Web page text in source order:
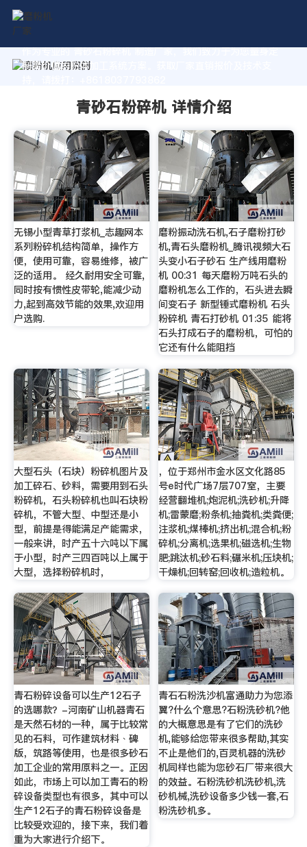
作为专业的 青砂石粉碎机 制造厂家，我们致力于为您量身定
制高价值的粉体加工系统方案。获取厂家直销报价及技术支
青砂石粉碎机 详情介绍
无锡小型青草打浆机_志趣网本
系列粉碎机结构简单，操作方
便，使用可靠，容易维修，被广
泛的适用。 经久耐用安全可靠,
同时按有惯性皮带轮,能减少动
力,起到高效节能的效果,欢迎用
户选购.
磨粉振动洗石机,石子磨粉打砂
机,青石头磨粉机_腾讯视频大石
头变小石子砂石 生产线用磨粉
机 00:31 每天磨粉万吨石头的
磨粉机怎么工作的，石头进去瞬
间变石子 新型锤式磨粉机 石头
粉碎机 青石打砂机 01:35 能将
石头打成石子的磨粉机，可怕的
它还有什么能阻挡
大型石头（石块）粉碎机图片及
加工碎石、砂料，需要用到石头
粉碎机，石头粉碎机也叫石块粉
碎机，不管大型、中型还是小
型，前提是得能满足产能需求，
一般来讲，时产五十六吨以下属
于小型，时产三四百吨以上属于
大型，选择粉碎机时，
，位于郑州市金水区文化路85
号e时代广场7层707室，主要
经营翻堆机;炮泥机;洗砂机;升降
机;雷蒙磨;粉条机;抽粪机;类粪便;
注浆机;煤棒机;挤出机;混合机;粉
碎机;分离机;选果机;磁选机;生物
肥;跳汰机;砂石料;碾米机;压块机;
干燥机;回转窑;回收机;造粒机。
青石粉碎设备可以生产12石子
的选哪款？-河南矿山机器青石
是天然石材的一种，属于比较常
见的石料，可作建筑材料﹑碑
版，筑路等使用，也是很多砂石
加工企业的常用原料之一。正因
如此，市场上可以加工青石的粉
碎设备类型也有很多，其中可以
生产12石子的青石粉碎设备是
比较受欢迎的，接下来，我们着
重为大家进行介绍下。
青石石粉洗沙机富通助力为您添
翼?什么个意思?石粉洗砂机?他
的大概意思是有了它们的洗砂
机,能够给您带来很多帮助,其实
不止是他们的,百灵机器的洗砂
机同样也能为您砂石厂带来很大
的效益。石粉洗砂机洗砂机,洗
砂机械,洗砂设备多少钱一套,石
粉洗砂机多。